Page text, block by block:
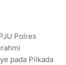
Polres
pada Pilkada